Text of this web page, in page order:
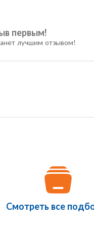
первым!
лучшим отзывом!
Смотреть все